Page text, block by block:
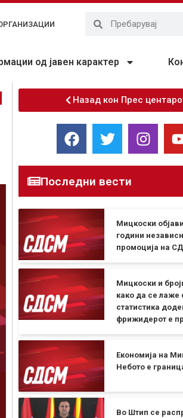
од јавен карактер
Назад кон Прес
Последни вести
Мицкоски
години
промоција на
Мицкоски и
како да се лаже
статистика
фрижидерот е
Економија на
Небото е
Во Штип се